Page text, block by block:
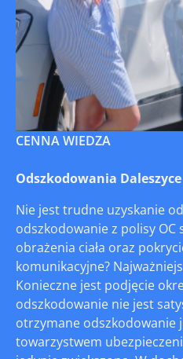
CENNA WIEDZA
Odszkodowania
Nie jest trudne uzyskanie
odszkodowanie z polisy
obrażenia ciała oraz
komunikacyjne?
Konieczne jest podjęcie
odszkodowanie nie jest
otrzymane odszkodowanie
towarzystwem